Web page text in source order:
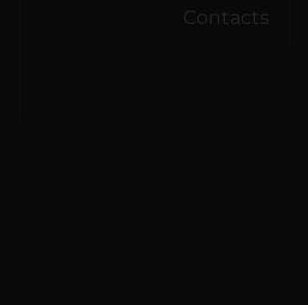
Contacts